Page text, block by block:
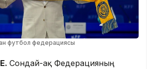
футбол федерациясы
Сондай-ақ Федерацияның